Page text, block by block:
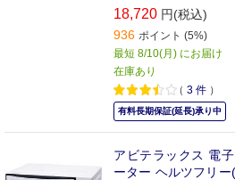
18,720 円(税込)
936 ポイント (5%)
最短 8/10(月) にお届け
在庫あり
（ 3 件 ）
有料長期保証(延長)承り中
アビテラックス 電
ーター ヘルツフリ